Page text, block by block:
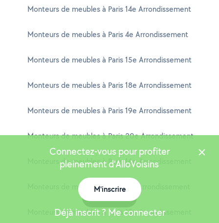
Monteurs de meubles à Paris 14e Arrondissement
Monteurs de meubles à Paris 4e Arrondissement
Monteurs de meubles à Paris 15e Arrondissement
Monteurs de meubles à Paris 18e Arrondissement
Monteurs de meubles à Paris 19e Arrondissement
Monteurs de meubles à Paris 20e Arrondissement
Monteurs de meubles à Paris 16e Arrondissement
Monteurs de meubles à Paris 11e Arrondissement
Monteurs de meubles à Paris 13e Arrondissement
Connectez-vous pour profiter
pleinement d'AlloVoisins
M'inscrire
Déjà inscrit ? Me connecter